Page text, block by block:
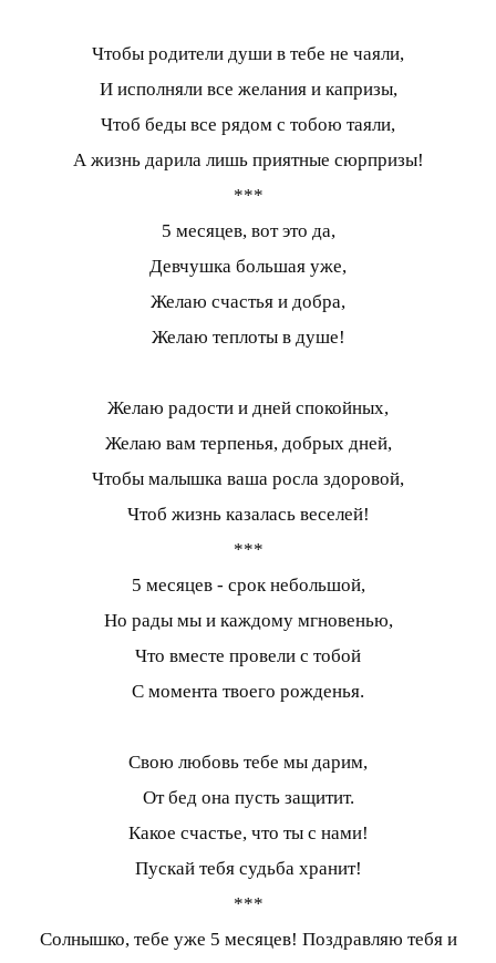
Чтобы родители души в тебе не чаяли,
И исполняли все желания и капризы,
Чтоб беды все рядом с тобою таяли,
А жизнь дарила лишь приятные сюрпризы!
***
5 месяцев, вот это да,
Девчушка большая уже,
Желаю счастья и добра,
Желаю теплоты в душе!
Желаю радости и дней спокойных,
Желаю вам терпенья, добрых дней,
Чтобы малышка ваша росла здоровой,
Чтоб жизнь казалась веселей!
***
5 месяцев - срок небольшой,
Но рады мы и каждому мгновенью,
Что вместе провели с тобой
С момента твоего рожденья.
Свою любовь тебе мы дарим,
От бед она пусть защитит.
Какое счастье, что ты с нами!
Пускай тебя судьба хранит!
***
Солнышко, тебе уже 5 месяцев! Поздравляю тебя и